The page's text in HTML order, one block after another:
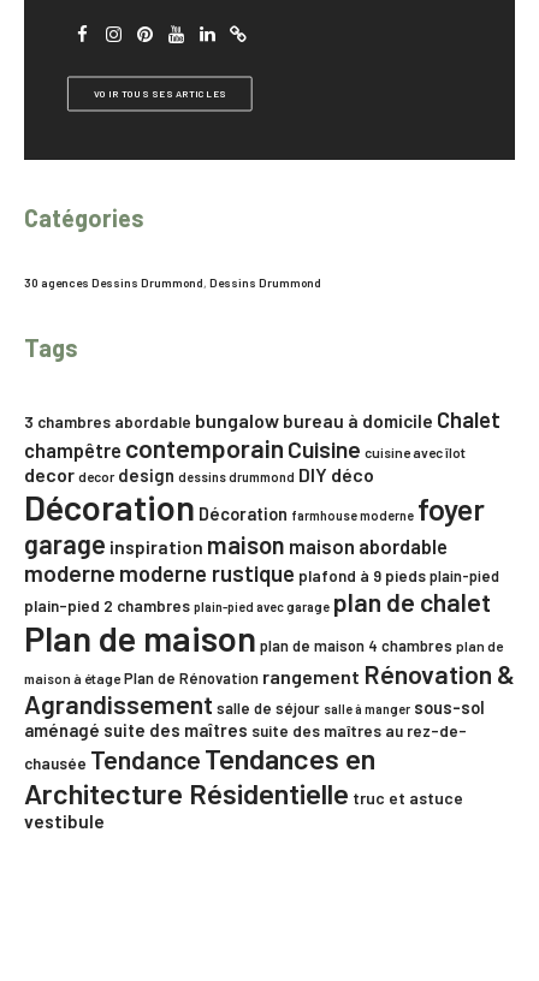
VOIR TOUS SES ARTICLES
Catégories
30 agences Dessins Drummond, Dessins Drummond
Tags
3 chambres abordable bungalow bureau à domicile Chalet
champêtre contemporain Cuisine cuisine avec îlot
decor decor design dessins drummond DIY déco
Décoration Décoration farmhouse moderne foyer
garage inspiration maison maison abordable
moderne moderne rustique plafond à 9 piedsplain-pied
plain-pied 2 chambres plain-pied avec garage plan de chalet
Plan de maison plan de maison 4 chambres plan de
maison à étage Plan de Rénovation rangement Rénovation &
Agrandissement salle de séjour salle à manger sous-sol
aménagé suite des maîtres suite des maîtres au rez-de-
chausée Tendance Tendances en
Architecture Résidentielle truc et astuce
vestibule